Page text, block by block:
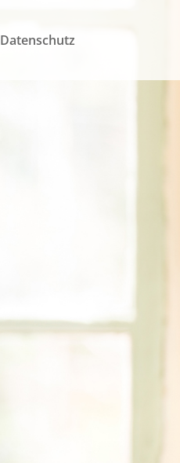
Datenschutz